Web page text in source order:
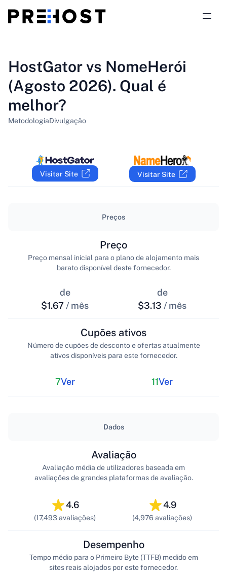
Comparações
PT-PT
HostGator vs NomeHerói
(Agosto 2026). Qual é
melhor?
MetodologiaDivulgação
Visitar Site Visitar Site
Preços
de
$1.67 / mês
Preço
Preço mensal inicial para o plano de alojamento mais
barato disponível deste fornecedor.
de
$3.13 / mês
7Ver
Cupões ativos
Número de cupões de desconto e ofertas atualmente
ativos disponíveis para este fornecedor.
11Ver
Dados
4.6
(17,493 avaliações)
Avaliação
Avaliação média de utilizadores baseada em
avaliações de grandes plataformas de avaliação.
4.9
(4,976 avaliações)
Desempenho
Tempo médio para o Primeiro Byte (TTFB) medido em
sites reais alojados por este fornecedor.